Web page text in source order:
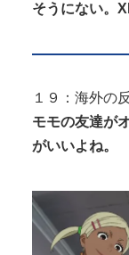
そうにない。
１９：海外の
モモの友達が
がいいよね。